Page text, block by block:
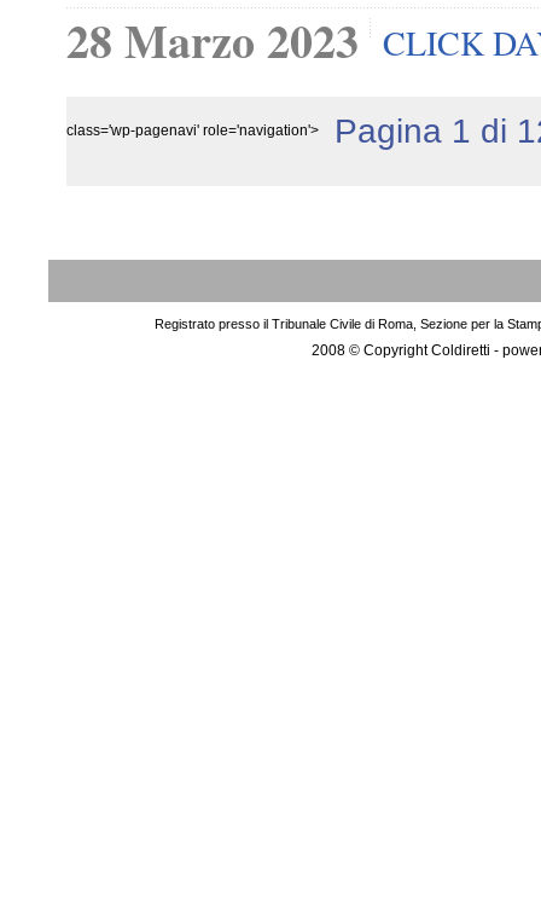
28 Marzo 2023 CLICK
class='wp-pagenavi' role='navigation'> Pagina 1 di
Registrato presso il Tribunale Civile di Roma, Sezione per la
2008 © Copyright Coldiretti -